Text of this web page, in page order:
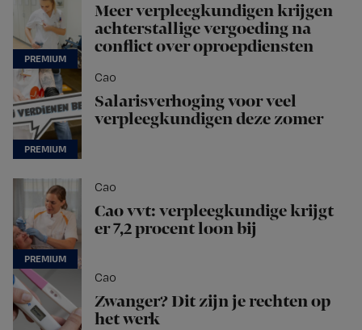
Meer verpleegkundigen krijgen
achterstallige vergoeding na
conflict over oproepdiensten
Cao
Salarisverhoging voor veel
verpleegkundigen deze zomer
Cao
Cao vvt: verpleegkundige krijgt
er 7,2 procent loon bij
Cao
Zwanger? Dit zijn je rechten op
het werk